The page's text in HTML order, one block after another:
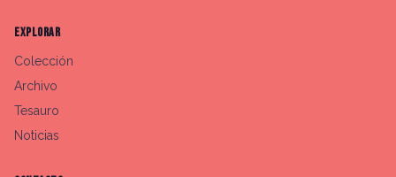
EXPLORAR
Colección
Archivo
Tesauro
Noticias